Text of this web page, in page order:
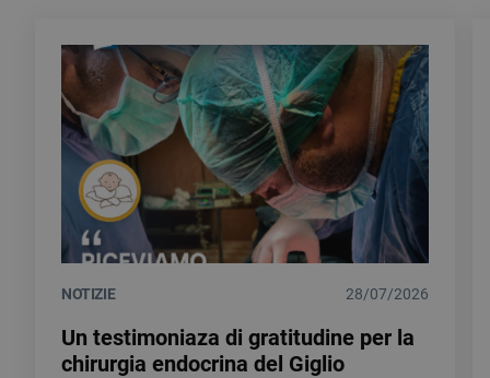
NOTIZIE 28/07/2026
Un testimoniaza di gratitudine per la
chirurgia endocrina del Giglio